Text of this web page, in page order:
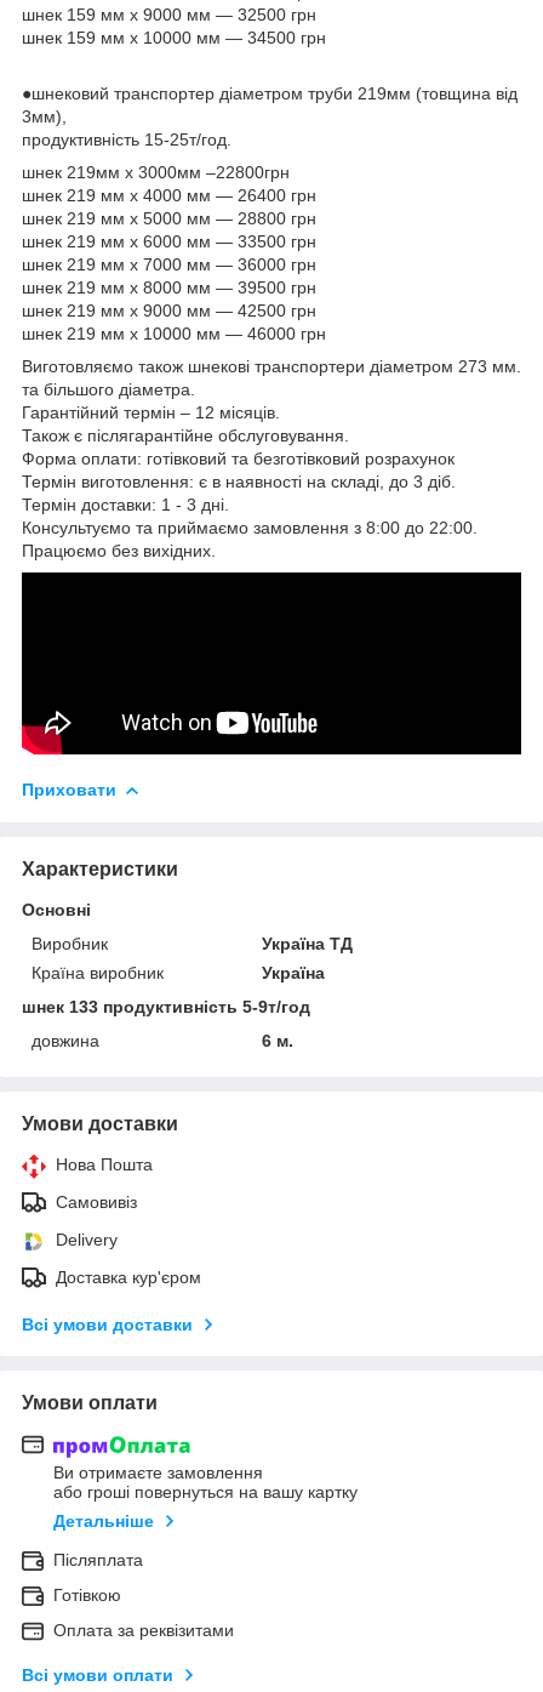
шнек 159 мм х 9000 мм — 32500 грн
шнек 159 мм х 10000 мм — 34500 грн
●шнековий транспортер діаметром труби 219мм (товщина від
3мм),
продуктивність 15-25т/год.
шнек 219мм х 3000мм –22800грн
шнек 219 мм х 4000 мм — 26400 грн
шнек 219 мм х 5000 мм — 28800 грн
шнек 219 мм х 6000 мм — 33500 грн
шнек 219 мм х 7000 мм — 36000 грн
шнек 219 мм х 8000 мм — 39500 грн
шнек 219 мм х 9000 мм — 42500 грн
шнек 219 мм х 10000 мм — 46000 грн
Виготовляємо також шнекові транспортери діаметром 273 мм.
та більшого діаметра.
Гарантійний термін – 12 місяців.
Також є післягарантійне обслуговування.
Форма оплати: готівковий та безготівковий розрахунок
Термін виготовлення: є в наявності на складі, до 3 діб.
Термін доставки: 1 - 3 дні.
Консультуємо та приймаємо замовлення з 8:00 до 22:00.
Працюємо без вихідних.
Приховати
Характеристики
Основні
Виробник
Україна ТД
Країна виробник
Україна
шнек 133 продуктивність 5-9т/год
довжина
6 м.
Умови доставки
Нова Пошта
Самовивіз
Delivery
Доставка кур'єром
Всі умови доставки
Умови оплати
Ви отримаєте замовлення
або гроші повернуться на вашу картку
Детальніше
Післяплата
Готівкою
Оплата за реквізитами
Всі умови оплати